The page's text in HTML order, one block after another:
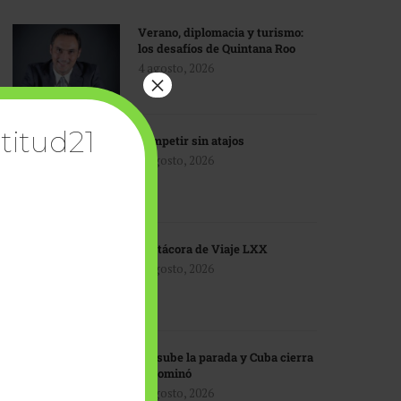
Verano, diplomacia y turismo:
los desafíos de Quintana Roo
4 agosto, 2026
Competir sin atajos
4 agosto, 2026
Bitácora de Viaje LXX
3 agosto, 2026
EU sube la parada y Cuba cierra
el dominó
3 agosto, 2026
×